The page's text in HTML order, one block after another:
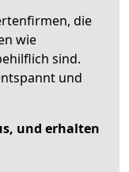
die
wie
sind.
und
und erhalten